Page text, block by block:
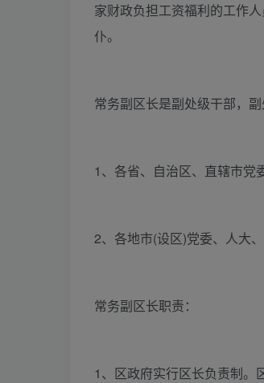
家财政负担工资福利的工作
仆。
常务副区长是副处级干部，副
1、各省、自治区、直辖市党
2、各地市(设区)党委、人大
常务副区长职责：
1、区政府实行区长负责制。